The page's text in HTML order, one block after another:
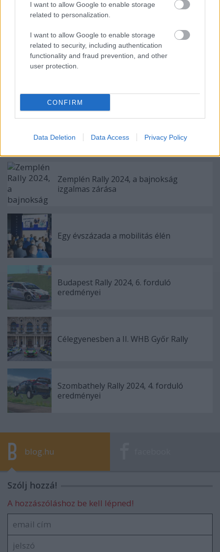
I want to allow Google to enable storage
related to personalization.
I want to allow Google to enable storage
related to security, including authentication
functionality and fraud prevention, and other
user protection.
CONFIRM
Data Deletion Data Access Privacy Policy
ds3 wrc
ralikrossz-eb
Zemplén Rally 2024, a bajnokság
izgalmas zárása
Egy évszázada a mobilitás élén
Budapest Rally 2024, 6. forduló
eredményei
Célegyenesben a II. WHB Győr Rally
Szombathely Rally 2024, 4. forduló
eredményei
blog.hu
Szólj hozzá!
A hozzászóláshoz be kell lépned!